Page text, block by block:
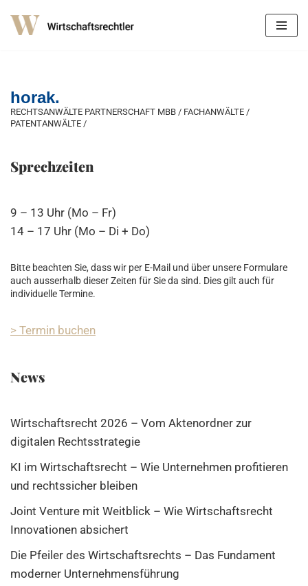
Zum
horak.
RECHTSANWÄLTE PARTNERSCHAFT MBB / FACHANWÄLTE /
PATENTANWÄLTE /
Sprechzeiten
9 – 13 Uhr (Mo – Fr)
14 – 17 Uhr (Mo – Di + Do)
Bitte beachten Sie, dass wir per E-Mail und über unsere Formulare
auch ausserhalb dieser Zeiten für Sie da sind. Dies gilt auch für
individuelle Termine.
> Termin buchen
News
Wirtschaftsrecht 2026 – Vom Aktenordner zur
digitalen Rechtsstrategie
KI im Wirtschaftsrecht – Wie Unternehmen profitieren
und rechtssicher bleiben
Joint Venture mit Weitblick – Wie Wirtschaftsrecht
Innovationen absichert
Die Pfeiler des Wirtschaftsrechts – Das Fundament
moderner Unternehmensführung